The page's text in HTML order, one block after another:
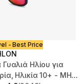
- Best Price
Γυαλιά Ηλίου για
Ηλικία 10+ - MH